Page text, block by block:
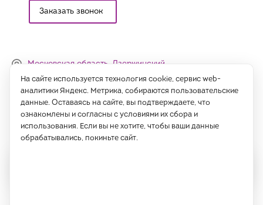
Заказать звонок
Московская область, Дзержинский,
Денисьевский проезд, 15 (офис)
Часы работы:
с 09:00 до 18:00, сб-вс - выходные
Написать нам
На сайте используется технология cookie, сервис web-
аналитики Яндекс. Метрика, собираются пользовательские
данные. Оставаясь на сайте, вы подтверждаете, что
ознакомлены и согласны с условиями их сбора и
использования. Если вы не хотите, чтобы ваши данные
обрабатывались, покиньте сайт.